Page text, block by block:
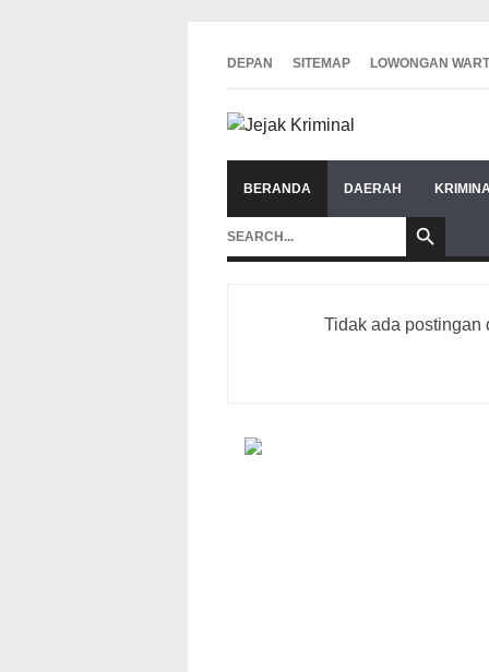
DEPAN SITEMAP LOWONGAN
BERANDA DAERAH
Tidak ada